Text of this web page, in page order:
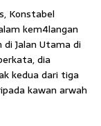
Konstabel
kem4langan
Jalan Utama di
dia
kedua dari tiga
kawan arwah